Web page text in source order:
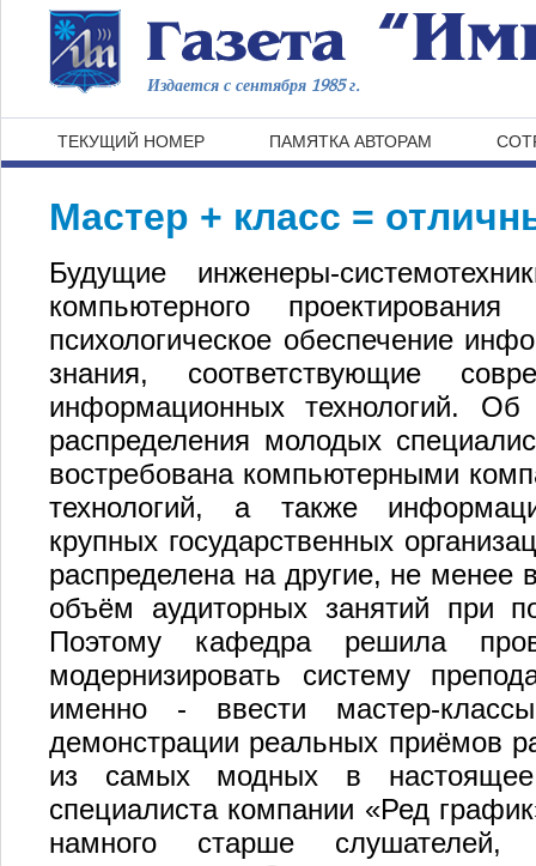
Издается с сентября 1985 г.
ТЕКУЩИЙ НОМЕР ПАМЯТКА АВТОРАМ
Мастер + класс =
Будущие инженеры-
компьютерного
психологическое обеспечение
знания, соответствующие
информационных технологий. Об
распределения молодых
востребована компьютерными
технологий, а также
крупных государственных
распределена на другие, не
объём аудиторных занятий при
Поэтому кафедра решила
модернизировать систему
именно - ввести мастер-
демонстрации реальных приёмов
из самых модных в
специалиста компании «Ред
намного старше